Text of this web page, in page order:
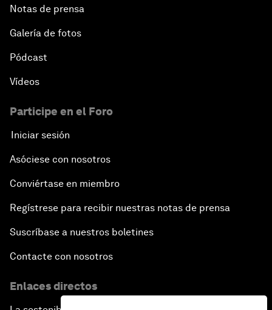
Notas de prensa
Galería de fotos
Pódcast
Vídeos
Participe en el Foro
Iniciar sesión
Asóciese con nosotros
Conviértase en miembro
Regístrese para recibir nuestras notas de prensa
Suscríbase a nuestros boletines
Contacte con nosotros
Enlaces directos